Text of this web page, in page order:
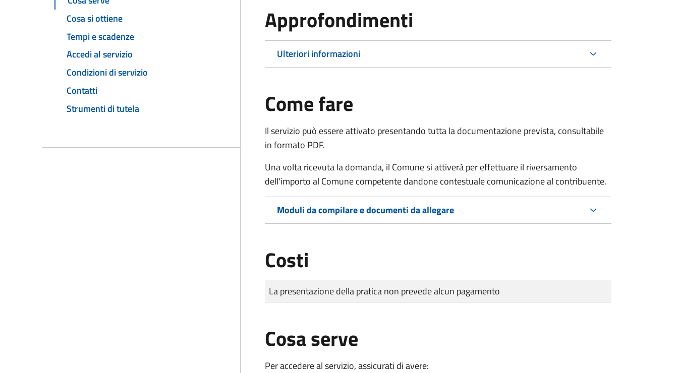
Cosa si ottiene
Tempi e scadenze
Accedi al servizio
Condizioni di servizio
Contatti
Strumenti di tutela
Approfondimenti
Ulteriori informazioni
Come fare
Il servizio può essere attivato presentando tutta la documentazione prevista, consultabile
in formato PDF.
Una volta ricevuta la domanda, il Comune si attiverà per effettuare il riversamento
dell'importo al Comune competente dandone contestuale comunicazione al contribuente.
Moduli da compilare e documenti da allegare
Costi
Tipo di pagamento
Importo
La presentazione della pratica non prevede alcun pagamento
Cosa serve
Per accedere al servizio, assicurati di avere: